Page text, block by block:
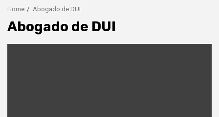
Home Abogado de DUI
Abogado de DUI